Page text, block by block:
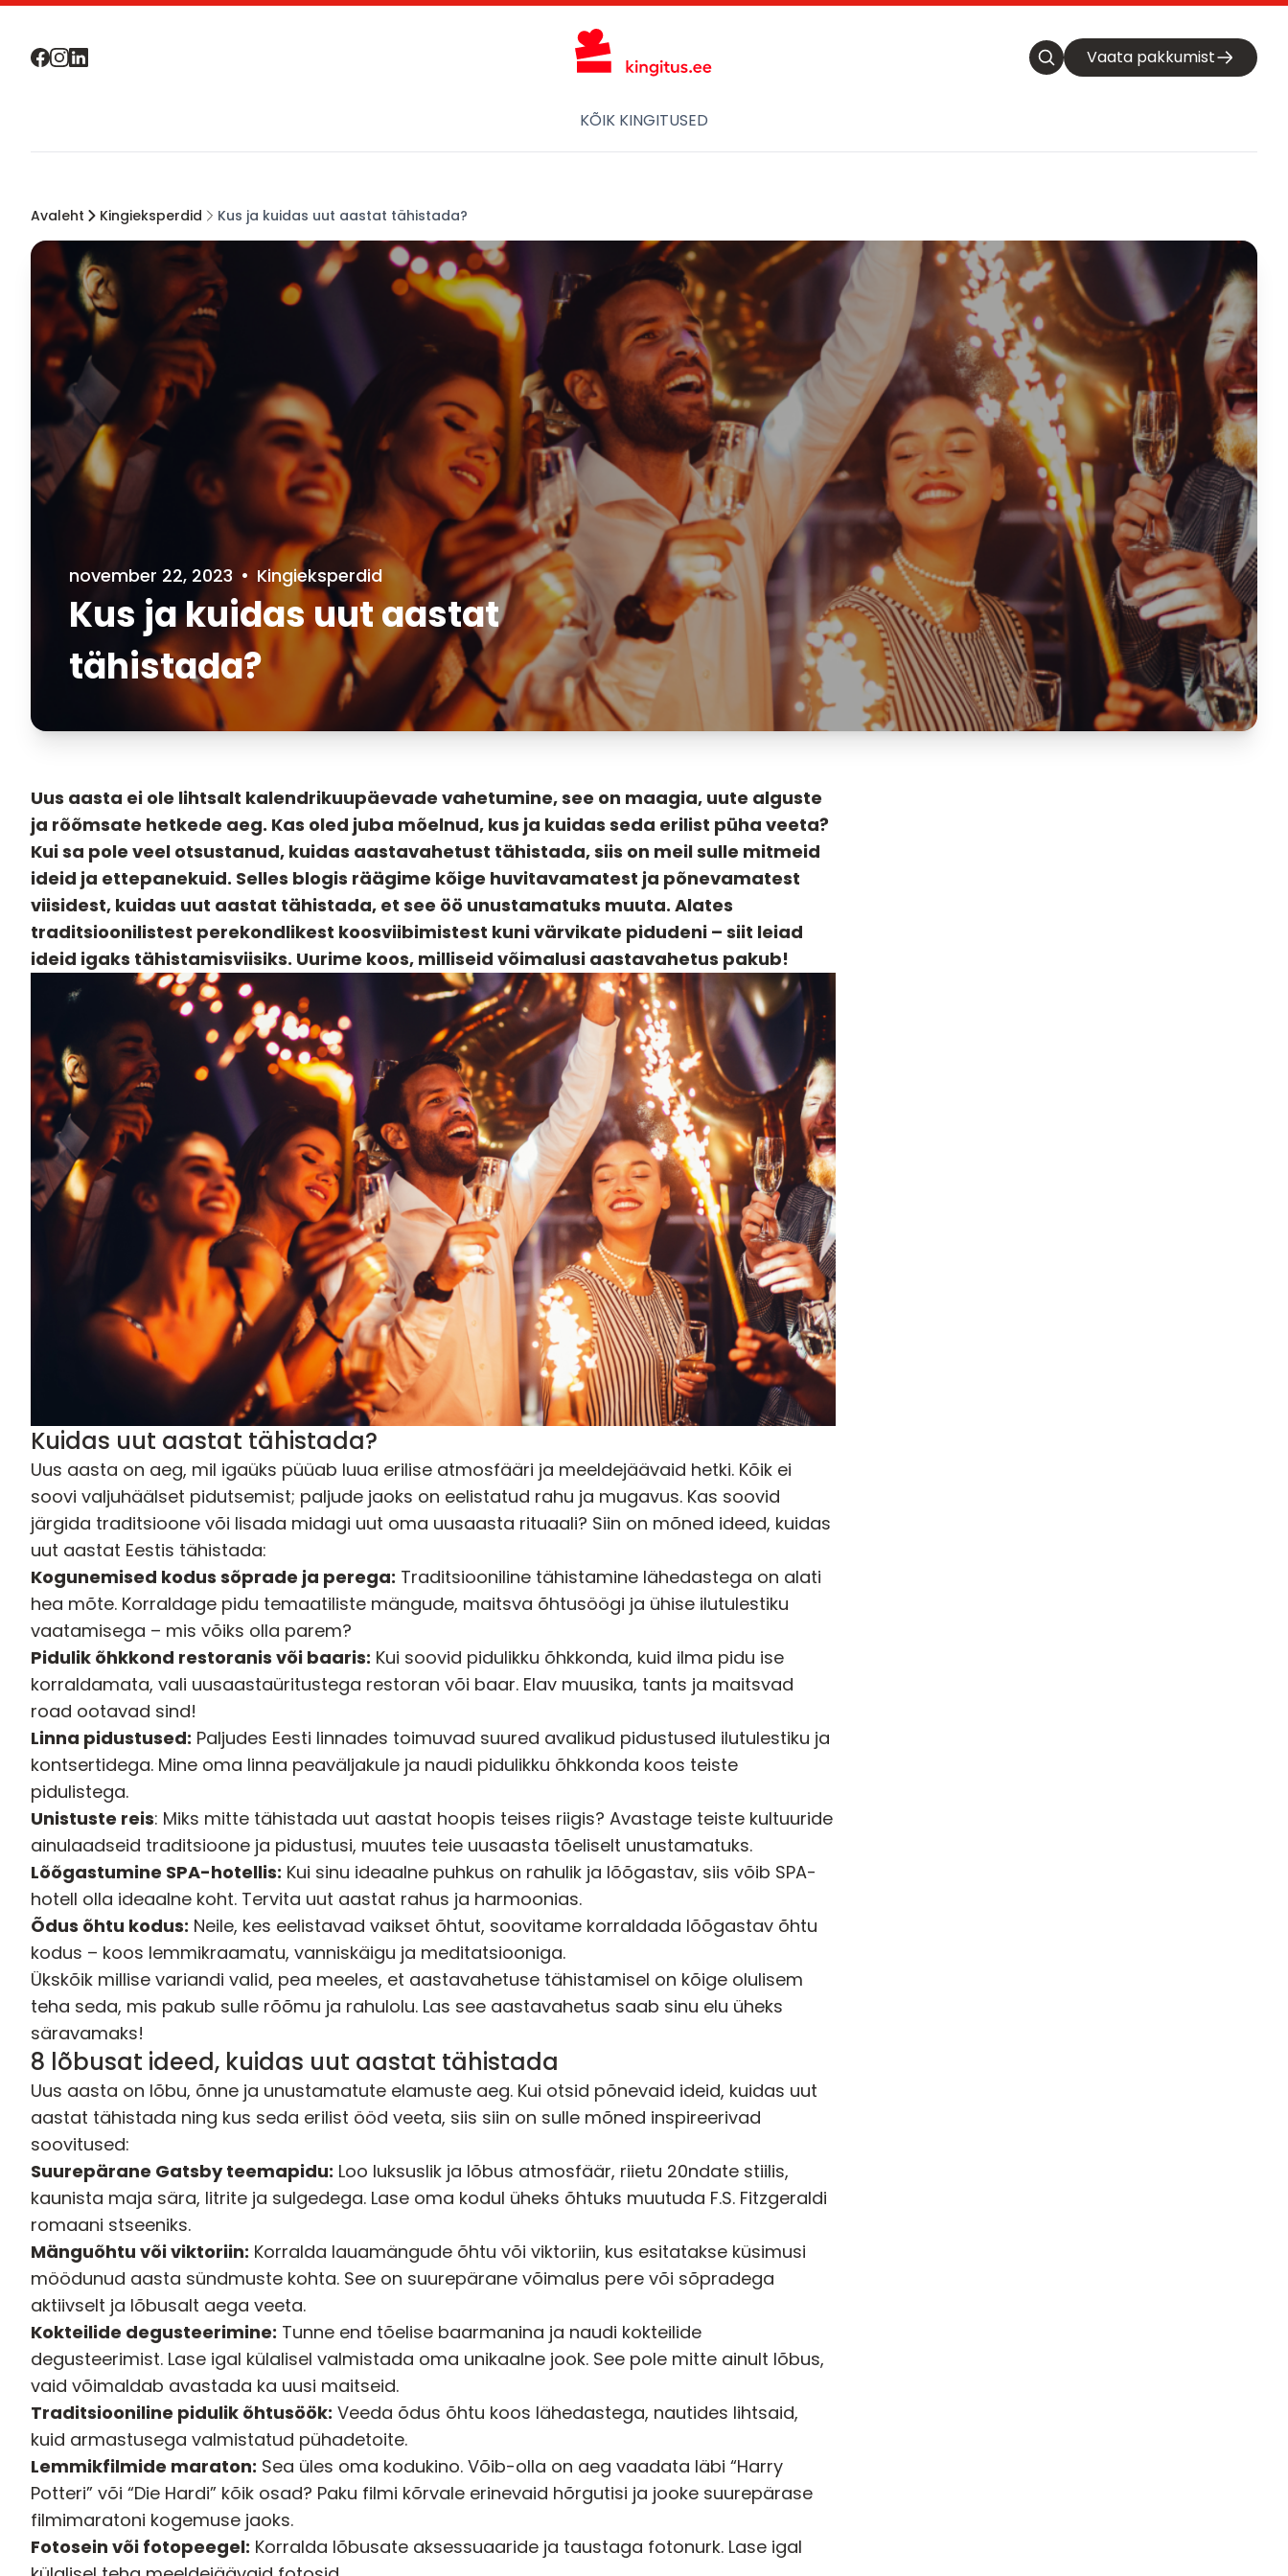
Vaata pakkumist
KÕIK KINGITUSED
Avaleht Kingieksperdid Kus ja kuidas uut aastat tähistada?
november 22, 2023 • Kingieksperdid
Kus ja kuidas uut aastat
tähistada?
Uus aasta ei ole lihtsalt kalendrikuupäevade vahetumine, see on maagia, uute alguste
ja rõõmsate hetkede aeg. Kas oled juba mõelnud, kus ja kuidas seda erilist püha veeta?
Kui sa pole veel otsustanud, kuidas aastavahetust tähistada, siis on meil sulle mitmeid
ideid ja ettepanekuid. Selles blogis räägime kõige huvitavamatest ja põnevamatest
viisidest, kuidas uut aastat tähistada, et see öö unustamatuks muuta. Alates
traditsioonilistest perekondlikest koosviibimistest kuni värvikate pidudeni – siit leiad
ideid igaks tähistamisviisiks. Uurime koos, milliseid võimalusi aastavahetus pakub!
Kuidas uut aastat tähistada?
Uus aasta on aeg, mil igaüks püüab luua erilise atmosfääri ja meeldejäävaid hetki. Kõik ei
soovi valjuhäälset pidutsemist; paljude jaoks on eelistatud rahu ja mugavus. Kas soovid
järgida traditsioone või lisada midagi uut oma uusaasta rituaali? Siin on mõned ideed, kuidas
uut aastat Eestis tähistada:
Kogunemised kodus sõprade ja perega: Traditsiooniline tähistamine lähedastega on alati
hea mõte. Korraldage pidu temaatiliste mängude, maitsva õhtusöögi ja ühise ilutulestiku
vaatamisega – mis võiks olla parem?
Pidulik õhkkond restoranis või baaris: Kui soovid pidulikku õhkkonda, kuid ilma pidu ise
korraldamata, vali uusaastaüritustega restoran või baar. Elav muusika, tants ja maitsvad
road ootavad sind!
Linna pidustused: Paljudes Eesti linnades toimuvad suured avalikud pidustused ilutulestiku ja
kontsertidega. Mine oma linna peaväljakule ja naudi pidulikku õhkkonda koos teiste
pidulistega.
Unistuste reis: Miks mitte tähistada uut aastat hoopis teises riigis? Avastage teiste kultuuride
ainulaadseid traditsioone ja pidustusi, muutes teie uusaasta tõeliselt unustamatuks.
Lõõgastumine SPA-hotellis: Kui sinu ideaalne puhkus on rahulik ja lõõgastav, siis võib SPA-
hotell olla ideaalne koht. Tervita uut aastat rahus ja harmoonias.
Õdus õhtu kodus: Neile, kes eelistavad vaikset õhtut, soovitame korraldada lõõgastav õhtu
kodus – koos lemmikraamatu, vanniskäigu ja meditatsiooniga.
Ükskõik millise variandi valid, pea meeles, et aastavahetuse tähistamisel on kõige olulisem
teha seda, mis pakub sulle rõõmu ja rahulolu. Las see aastavahetus saab sinu elu üheks
säravamaks!
8 lõbusat ideed, kuidas uut aastat tähistada
Uus aasta on lõbu, õnne ja unustamatute elamuste aeg. Kui otsid põnevaid ideid, kuidas uut
aastat tähistada ning kus seda erilist ööd veeta, siis siin on sulle mõned inspireerivad
soovitused:
Suurepärane Gatsby teemapidu: Loo luksuslik ja lõbus atmosfäär, riietu 20ndate stiilis,
kaunista maja sära, litrite ja sulgedega. Lase oma kodul üheks õhtuks muutuda F.S. Fitzgeraldi
romaani stseeniks.
Mänguõhtu või viktoriin: Korralda lauamängude õhtu või viktoriin, kus esitatakse küsimusi
möödunud aasta sündmuste kohta. See on suurepärane võimalus pere või sõpradega
aktiivselt ja lõbusalt aega veeta.
Kokteilide degusteerimine: Tunne end tõelise baarmanina ja naudi kokteilide
degusteerimist. Lase igal külalisel valmistada oma unikaalne jook. See pole mitte ainult lõbus,
vaid võimaldab avastada ka uusi maitseid.
Traditsiooniline pidulik õhtusöök: Veeda õdus õhtu koos lähedastega, nautides lihtsaid,
kuid armastusega valmistatud pühadetoite.
Lemmikfilmide maraton: Sea üles oma kodukino. Võib-olla on aeg vaadata läbi “Harry
Potteri” või “Die Hardi” kõik osad? Paku filmi kõrvale erinevaid hõrgutisi ja jooke suurepärase
filmimaratoni kogemuse jaoks.
Fotosein või fotopeegel: Korralda lõbusate aksessuaaride ja taustaga fotonurk. Lase igal